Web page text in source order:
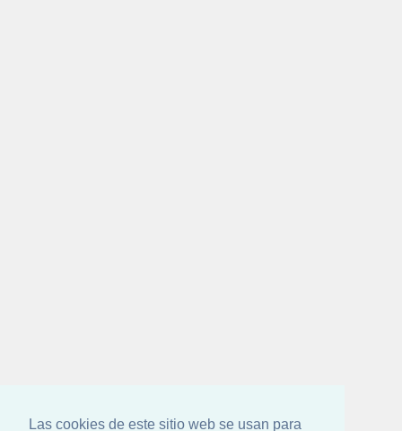
Las cookies de este sitio web se usan para